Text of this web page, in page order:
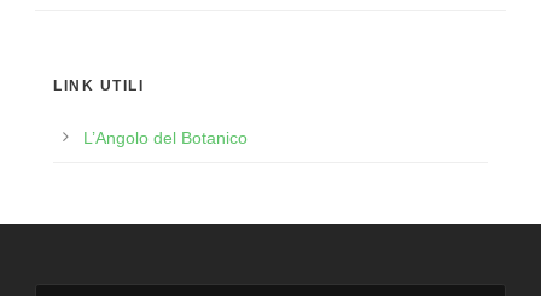
LINK UTILI
L’Angolo del Botanico